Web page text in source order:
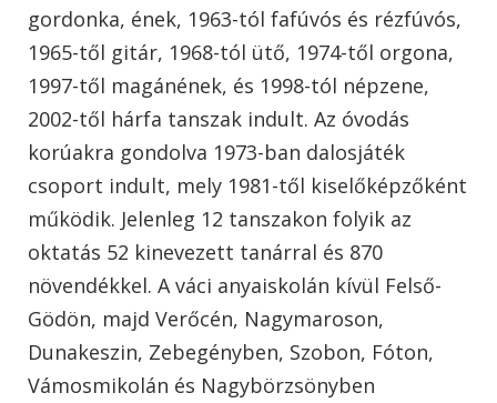
gordonka, ének, 1963-tól fafúvós és rézfúvós,
1965-től gitár, 1968-tól ütő, 1974-től orgona,
1997-től magánének, és 1998-tól népzene,
2002-től hárfa tanszak indult. Az óvodás
korúakra gondolva 1973-ban dalosjáték
csoport indult, mely 1981-től kiselőképzőként
működik. Jelenleg 12 tanszakon folyik az
oktatás 52 kinevezett tanárral és 870
növendékkel. A váci anyaiskolán kívül Felső-
Gödön, majd Verőcén, Nagymaroson,
Dunakeszin, Zebegényben, Szobon, Fóton,
Vámosmikolán és Nagybörzsönyben